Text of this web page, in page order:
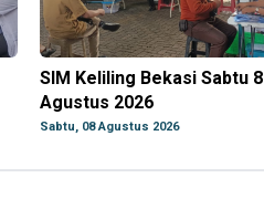
SIM Keliling Bekasi Sabtu 8
Agustus 2026
Sabtu, 08 Agustus 2026